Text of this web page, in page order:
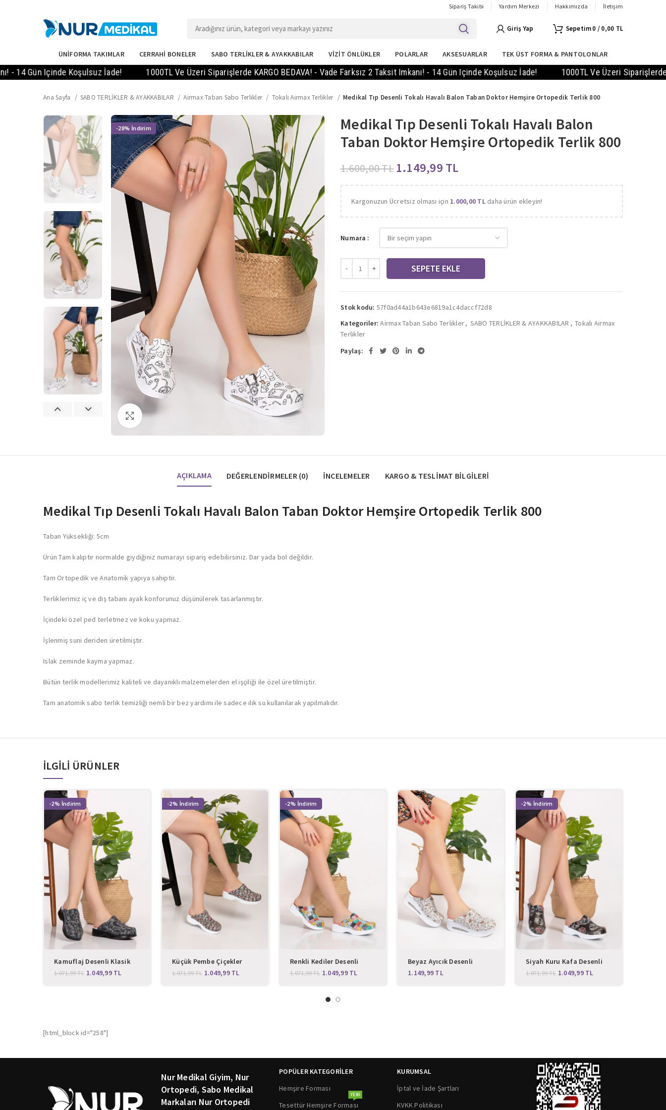
Sipariş Takibi Yardım Merkezi Hakkımızda İletişim
Giriş Yap 0 / 0,00 TL
ÜNİFORMA TAKIMLAR CERRAHİ BONELER SABO TERLİKLER & AYAKKABILAR VİZİT ÖNLÜKLER POLARLAR AKSESUARLAR TEK ÜST FORMA & PANTOLONLAR
Içinde Koşulsuz İade! 1000TL Ve Üzeri Siparişlerde KARGO BEDAVA! - Vade Farksız 2 Taksit Imkanı! - 14 Gün Içinde Koşulsuz İade! 1000TL Ve Üzeri Siparişlerde
Ana Sayfa SABO TERLİKLER & AYAKKABILAR Airmax Taban Sabo Terlikler Tokalı Airmax Terlikler Medikal Tıp Desenli Tokalı Havalı Balon Taban Doktor Hemşire Ortopedik Terlik 800
-28%
Büyütmek için tıklayın
Medikal Tıp Desenli Tokalı Havalı Balon
Taban Doktor Hemşire Ortopedik Terlik 800
1.600,00TL 1.149,99 TL
Kargonuzun Ücretsiz olması için 1.000,00 TLdaha ürün ekleyin!
Numara
SEPETE EKLE
Stok kodu: 57f0ad44a1b643e6819a1c4daccf72d8
Kategoriler: Airmax Taban Sabo Terlikler, SABO TERLİKLER & AYAKKABILAR , Tokalı Airmax
Terlikler
Paylaş:
AÇIKLAMA DEĞERLENDIRMELER (0) İNCELEMELER KARGO & TESLIMAT BILGILERI
Medikal Tıp Desenli Tokalı Havalı Balon Taban Doktor Hemşire Ortopedik Terlik 800
Taban Yüksekliği: 5cm
Ürün Tam kalıptır normalde giydiğiniz numarayı sipariş edebilirsiniz. Dar yada bol değildir.
Tam Ortopedik ve Anatomik yapıya sahiptir.
Terliklerimiz iç ve dış tabanı ayak konforunuz düşünülerek tasarlanmıştır.
İçindeki özel ped terletmez ve koku yapmaz.
İşlenmiş suni deriden üretilmiştir.
Islak zeminde kayma yapmaz.
Bütün terlik modellerimiz kaliteli ve dayanıklı malzemelerden el işçiliği ile özel üretilmiştir.
Tam anatomik sabo terlik temizliği nemli bir bez yardımı ile sadece ılık su kullanılarak yapılmalıdır.
İLGILI ÜRÜNLER
-2%
Kamuflaj Desenli Klasik
Sabo Terlik
1.071,99TL 1.049,99 TL
-2%
Küçük Pembe Çiçekler
Desenli Klasik Sabo Terlik
1.071,99TL 1.049,99 TL
-2%
Renkli Kediler Desenli
Klasik Sabo Terlik
1.071,99TL 1.049,99 TL
Beyaz Ayıcık Desenli
Kapalı Airmax Bayan Sabo
Terlik
TL
-2%
Siyah Kuru Kafa Desenli
Klasik Sabo Terlik
1.071,99TL 1.049,99 TL
[html_block id="258"]
Nur Medikal Giyim, Nur
Ortopedi, Sabo Medikal
Markaları Nur Ortopedi
POPÜLER KATEGORİLER
Hemşire Forması
Tesettür Hemşire Forması
YENI
KURUMSAL
İptal ve İade Şartları
KVKK Politikası